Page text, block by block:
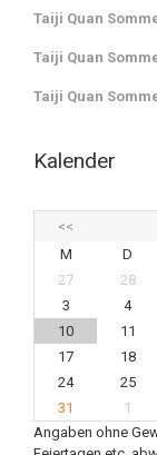
Taiji Quan
Taiji Quan
Taiji Quan
Kalender
<<
M
D
27
28
3
4
10
11
17
18
24
25
31
1
Angaben ohne